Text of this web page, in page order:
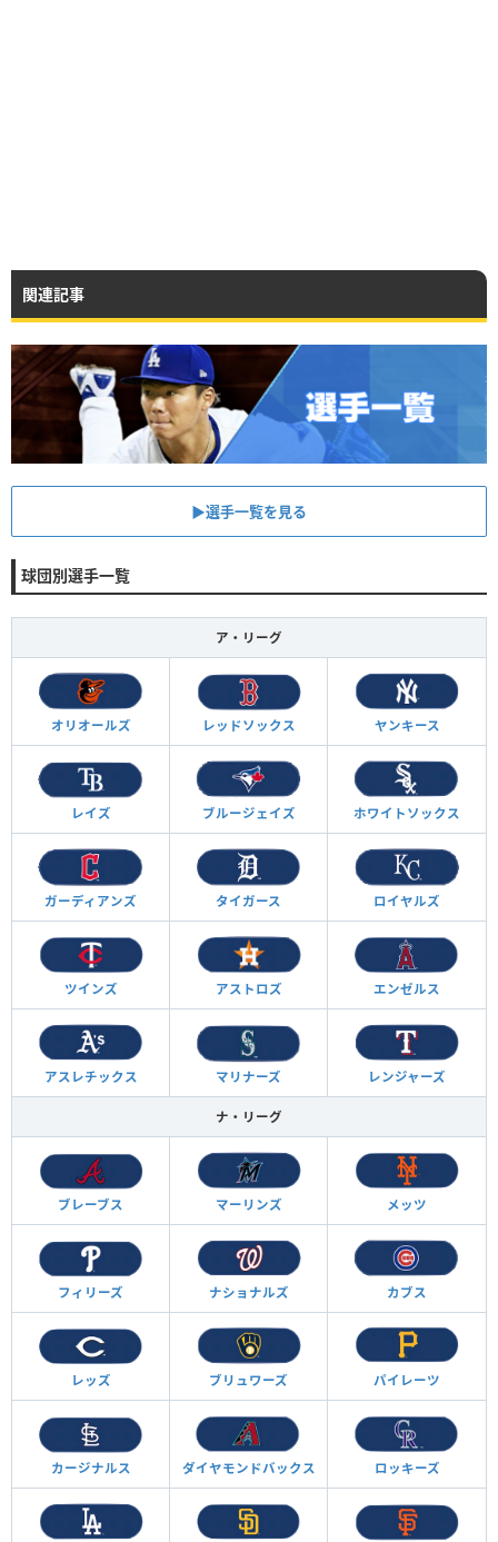
関連記事
▶︎選手一覧を見る
球団別選手一覧
ア・リーグ
オリオールズ レッドソックス ヤンキース
レイズ ブルージェイズ ホワイトソックス
ガーディアンズ タイガース ロイヤルズ
ツインズ アストロズ エンゼルス
アスレチックス マリナーズ レンジャーズ
ナ・リーグ
ブレーブス マーリンズ メッツ
フィリーズ ナショナルズ カブス
レッズ ブリュワーズ パイレーツ
カージナルス ダイヤモンドバックス ロッキーズ